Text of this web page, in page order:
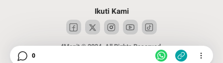
Ikuti Kami
4Menit © 2024. All Rights Reserved.
0